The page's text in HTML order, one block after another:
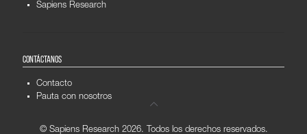
Sapiens Research
CONTÁCTANOS
Contacto
Pauta con nosotros
© Sapiens Research 2026. Todos los derechos reservados.